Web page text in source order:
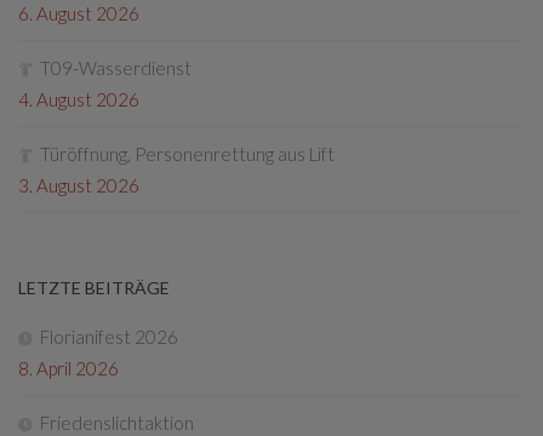
6. August 2026
T09-Wasserdienst
4. August 2026
Türöffnung, Personenrettung aus Lift
3. August 2026
LETZTE BEITRÄGE
Florianifest 2026
8. April 2026
Friedenslichtaktion